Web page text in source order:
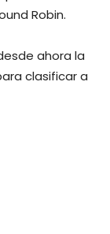
Robin.
ahora la
clasificar a